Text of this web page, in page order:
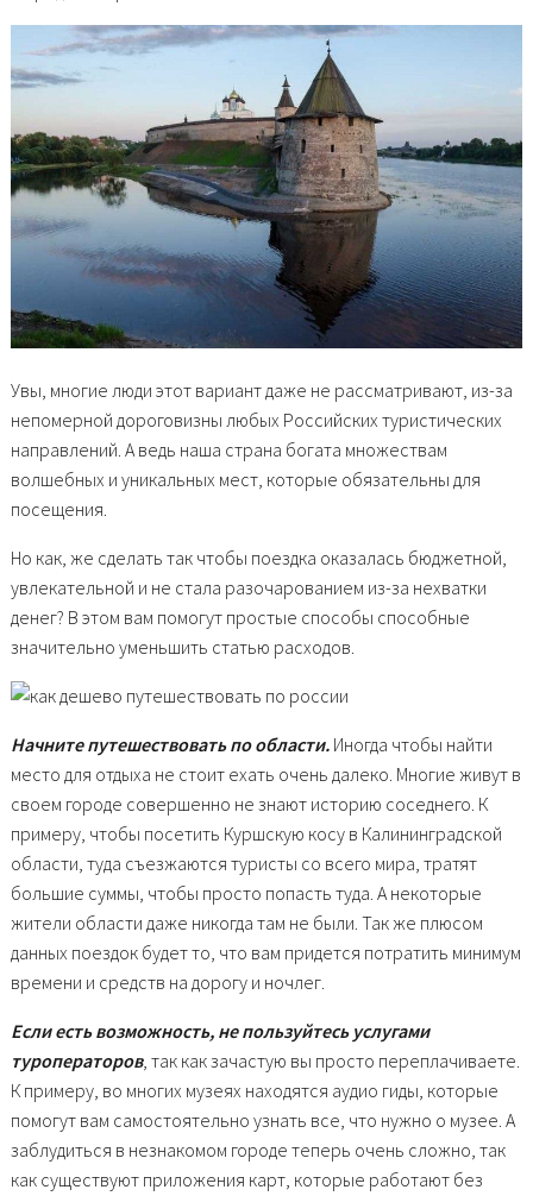
Увы, многие люди этот вариант даже не рассматривают, из-за
непомерной дороговизны любых Российских туристических
направлений. А ведь наша страна богата множествам
волшебных и уникальных мест, которые обязательны для
посещения.
Но как, же сделать так чтобы поездка оказалась бюджетной,
увлекательной и не стала разочарованием из-за нехватки
денег? В этом вам помогут простые способы способные
значительно уменьшить статью расходов.
Начните путешествовать по области.Иногда чтобы найти
место для отдыха не стоит ехать очень далеко. Многие живут в
своем городе совершенно не знают историю соседнего. К
примеру, чтобы посетить Куршскую косу в Калининградской
области, туда съезжаются туристы со всего мира, тратят
большие суммы, чтобы просто попасть туда. А некоторые
жители области даже никогда там не были. Так же плюсом
данных поездок будет то, что вам придется потратить минимум
времени и средств на дорогу и ночлег.
Если есть возможность, не пользуйтесь услугами
туроператоров, так как зачастую вы просто переплачиваете.
К примеру, во многих музеях находятся аудио гиды, которые
помогут вам самостоятельно узнать все, что нужно о музее. А
заблудиться в незнакомом городе теперь очень сложно, так
как существуют приложения карт, которые работают без